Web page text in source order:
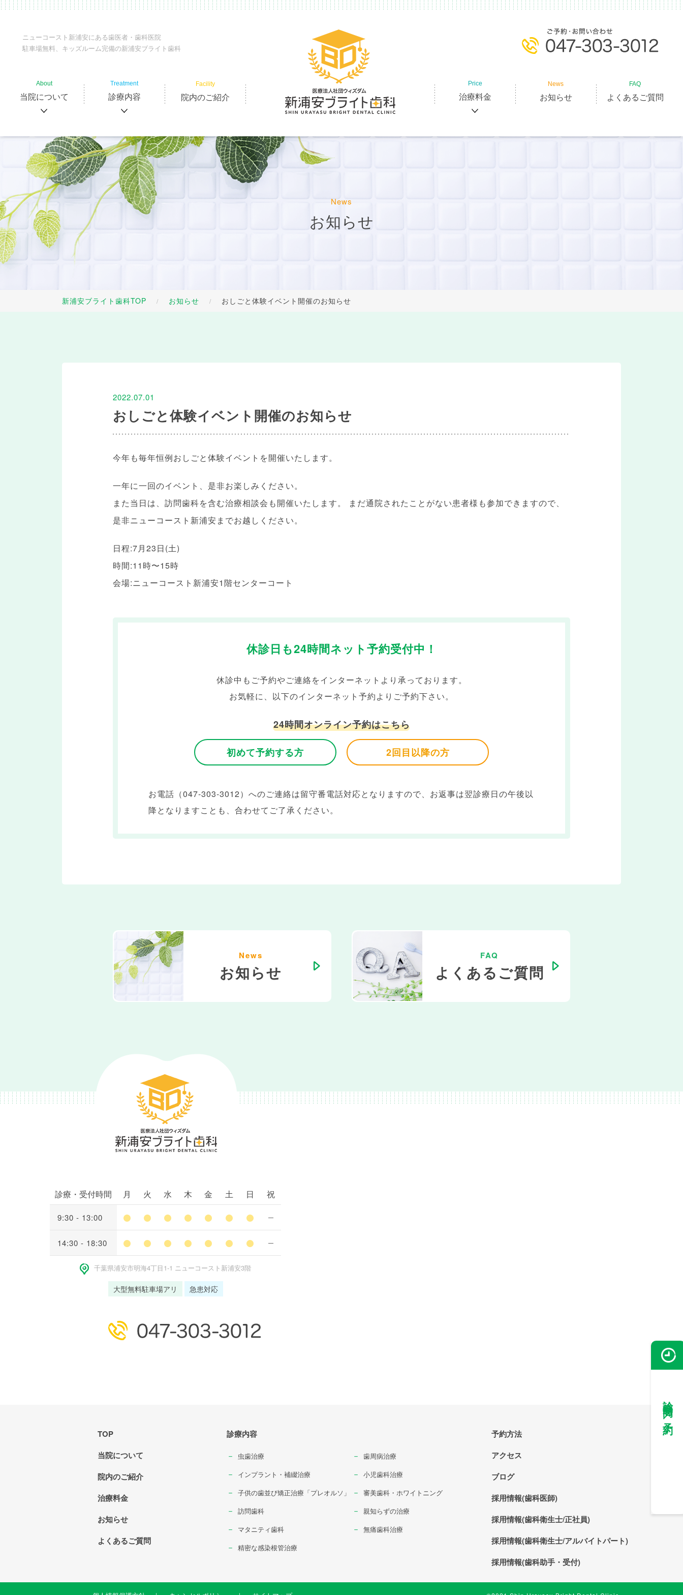
ニューコースト新浦安にある歯医者・歯科医院
駐車場無料、キッズルーム完備の新浦安ブライト歯科
About
当院について
Treatment
診療内容
Facility
院内のご紹介
Price
治療料金
News
お知らせ
FAQ
よくあるご質問
News
お知らせ
新浦安ブライト歯科TOP / お知らせ / おしごと体験イベント開催のお知らせ
2022.07.01
おしごと体験イベント開催のお知らせ
今年も毎年恒例おしごと体験イベントを開催いたします。
一年に一回のイベント、是非お楽しみください。
また当日は、訪問歯科を含む治療相談会も開催いたします。 まだ通院されたことがない患者様も参加できますので、
是非ニューコースト新浦安までお越しください。
日程:7月23日(土)
時間:11時〜15時
会場:ニューコースト新浦安1階センターコート
休診日も24時間ネット予約受付中！
休診中もご予約やご連絡をインターネットより承っております。
お気軽に、以下のインターネット予約よりご予約下さい。
24時間オンライン予約はこちら
初めて予約する方 2回目以降の方
お電話（047-303-3012）へのご連絡は留守番電話対応となりますので、お返事は翌診療日の午後以
降となりますことも、合わせてご了承ください。
News
お知らせ
FAQ
よくあるご質問
診療・受付時間 月 火 水 木 金 土 日 祝
9:30 - 13:00
14:30 - 18:30
千葉県浦安市明海4丁⽬1-1 ニューコースト新浦安3階
大型無料駐車場アリ 急患対応
TOP
当院について
院内のご紹介
治療料金
お知らせ
よくあるご質問
診療内容
⾍⻭治療
インプラント・補綴治療
⼦供の⻭並び矯正治療「プレオルソ」
訪問⻭科
マタニティ⻭科
精密な感染根管治療
⻭周病治療
小児歯科治療
審美⻭科・ホワイトニング
親知らずの治療
無痛⻭科治療
予約方法
アクセス
ブログ
採用情報(歯科医師)
採用情報(歯科衛生士/正社員)
採用情報(歯科衛生士/アルバイトパート)
採用情報(歯科助手・受付)
診療時間／予約